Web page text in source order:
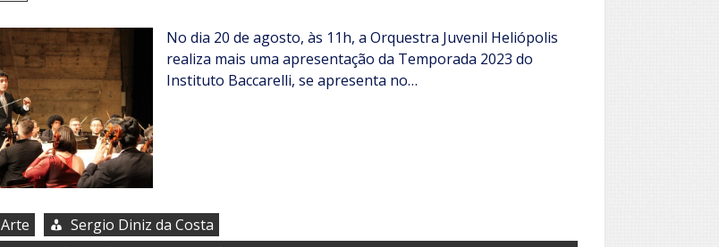
No dia 20 de agosto, às 11h, a Orquestra Juvenil Heliópolis
realiza mais uma apresentação da Temporada 2023 do
Instituto Baccarelli, se apresenta no…
Arte
Sergio Diniz da Costa